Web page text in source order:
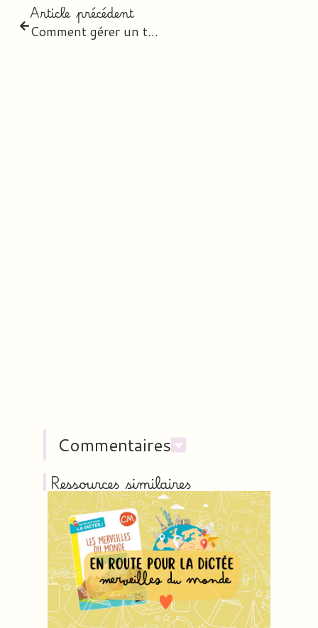
Article précédent
Comment gérer un triple niveau !
Commentaires
Ressources similaires